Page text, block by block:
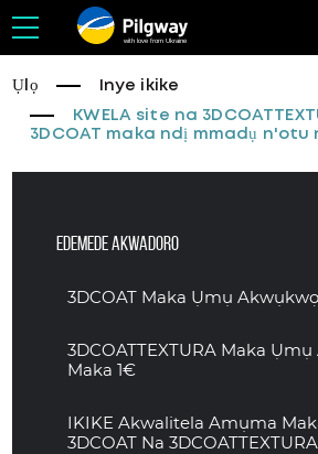
with love from Ukraine
Ụlọ
Inye ikike
KWELA site na
3DCOAT maka ndị mmadụ n'otu
Edemede akwadoro
3DCOAT Maka Ụmụ Akwụkwọ
3DCOATTEXTURA Maka
Maka 1€
IKIKE Akwalitela Amụma
3DCOAT Na 3DCOATTEXTURA